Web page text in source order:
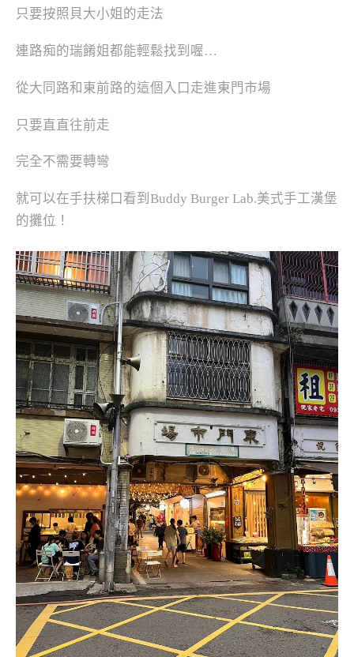
只要按照貝大小姐的走法
連路痴的瑞餚姐都能輕鬆找到喔…
從大同路和東前路的這個入口走進東門市場
只要直直往前走
完全不需要轉彎
就可以在手扶梯口看到Buddy Burger Lab.美式手工漢堡
的攤位！